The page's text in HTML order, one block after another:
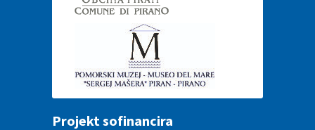
Projekt sofinancira